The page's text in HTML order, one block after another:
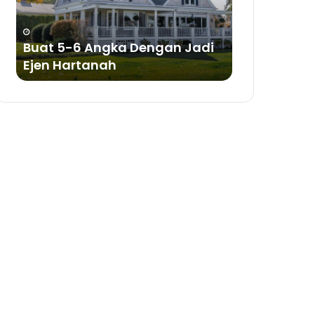
Jadi
Ejen
Hartanah
Buat 5-6 Angka Dengan Jadi
Ejen Hartanah